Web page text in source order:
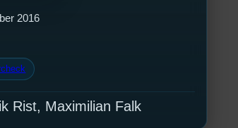
2016
Rist, Maximilian Falk